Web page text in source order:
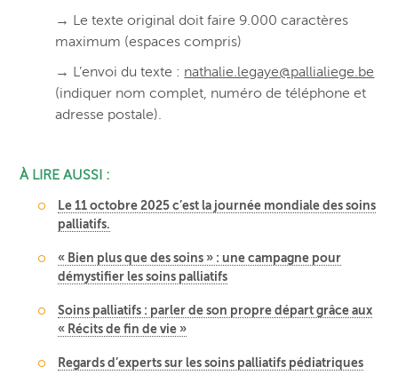
→ Le texte original doit faire 9.000 caractères
maximum (espaces compris)
→ L’envoi du texte : nathalie.legaye@pallialiege.be
(indiquer nom complet, numéro de téléphone et
adresse postale).
À LIRE AUSSI :
Le 11 octobre 2025 c’est la journée mondiale des soins
palliatifs.
« Bien plus que des soins » : une campagne pour
démystifier les soins palliatifs
Soins palliatifs : parler de son propre départ grâce aux
« Récits de fin de vie »
Regards d’experts sur les soins palliatifs pédiatriques